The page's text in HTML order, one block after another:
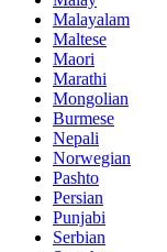
Malayalam
Maltese
Maori
Marathi
Mongolian
Burmese
Nepali
Norwegian
Pashto
Persian
Punjabi
Serbian